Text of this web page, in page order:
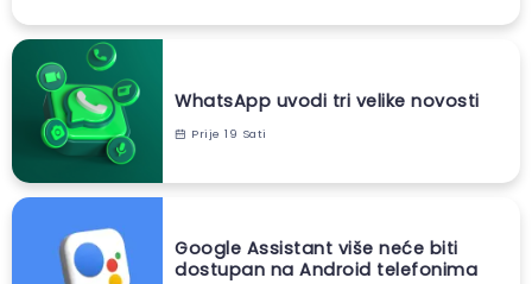
WhatsApp uvodi tri velike novosti
Prije 19 Sati
Google Assistant više neće biti
dostupan na Android telefonima